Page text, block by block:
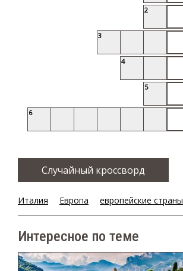
2
3
4
5
6
Случайный кроссворд
Италия Европа европейские страны
Интересное по теме